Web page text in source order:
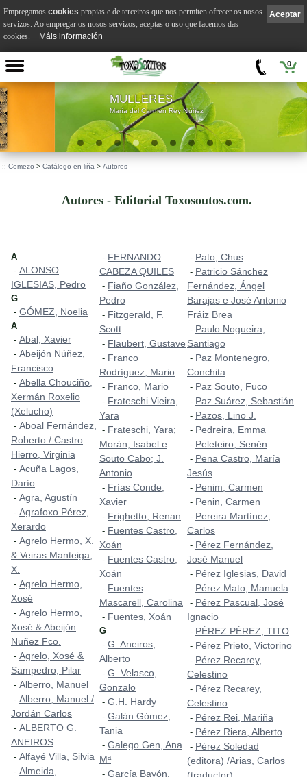
0
MULLERES
María del Carmen Rey Núñez
:: Comezo > Catálogo en liña > Autores
Autores - Editorial Toxosoutos.com.
A
- ALONSO
IGLESIAS, Pedro
G
- GÓMEZ, Noelia
A
- Abal, Xavier
- Abeijón Núñez,
Francisco
- Abella Chouciño,
Xermán Roxelio
(Xelucho)
- Aboal Fernández,
Roberto / Castro
Hierro, Virginia
- Acuña Lagos,
Darío
- Agra, Agustín
- Agrafoxo Pérez,
Xerardo
- Agrelo Hermo, X.
& Veiras Manteiga,
X.
- Agrelo Hermo,
Xosé
- Agrelo Hermo,
Xosé & Abeijón
Nuñez Fco.
- Agrelo, Xosé &
Sampedro, Pilar
- Alberro, Manuel
- Alberro, Manuel /
Jordán Carlos
- ALBERTO G.
ANEIROS
- Alfayé Villa, Silvia
- Almeida,
- FERNANDO
CABEZA QUILES
- Fiaño González,
Pedro
- Fitzgerald, F.
Scott
- Flaubert, Gustave
- Franco
Rodríguez, Mario
- Franco, Mario
- Frateschi Vieira,
Yara
- Frateschi, Yara;
Morán, Isabel e
Souto Cabo; J.
Antonio
- Frías Conde,
Xavier
- Frighetto, Renan
- Fuentes Castro,
Xoán
- Fuentes Castro,
Xoán
- Fuentes
Mascarell, Carolina
- Fuentes, Xoán
G
- G. Aneiros,
Alberto
- G. Velasco,
Gonzalo
- G.H. Hardy
- Galán Gómez,
Tania
- Galego Gen, Ana
Mª
- García Bayón,
- Pato, Chus
- Patricio Sánchez
Fernández, Ángel
Barajas e José Antonio
Fráiz Brea
- Paulo Nogueira,
Santiago
- Paz Montenegro,
Conchita
- Paz Souto, Fuco
- Paz Suárez, Sebastián
- Pazos, Lino J.
- Pedreira, Emma
- Peleteiro, Senén
- Pena Castro, María
Jesús
- Penim, Carmen
- Penin, Carmen
- Pereira Martínez,
Carlos
- Pérez Fernández,
José Manuel
- Pérez Iglesias, David
- Pérez Mato, Manuela
- Pérez Pascual, José
Ignacio
- PÉREZ PÉREZ, TITO
- Pérez Prieto, Victorino
- Pérez Recarey,
Celestino
- Pérez Recarey,
Celestino
- Pérez Rei, Mariña
- Pérez Riera, Alberto
- Pérez Soledad
(editora) /Arias, Carlos
Aceptar
Empregamos cookies propias e de terceiros que nos permiten ofrecer os nosos
servizos. Ao empregar os nosos servizos, aceptas o uso que facemos das
cookies.
Máis información